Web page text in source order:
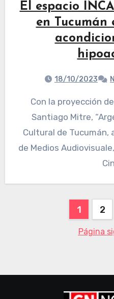
El espacio
en Tucumán
18/10/2023
Con la proyección del galardonado film de
Santiago Mitre,
Cultural de Tucumán,
de Medios
1 2
Página